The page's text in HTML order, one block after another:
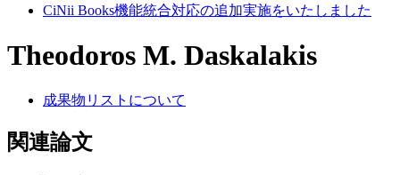
CiNii Books機能統合対応の追加実施をいたしました
Theodoros M. Daskalakis
成果物リストについて
関連論文